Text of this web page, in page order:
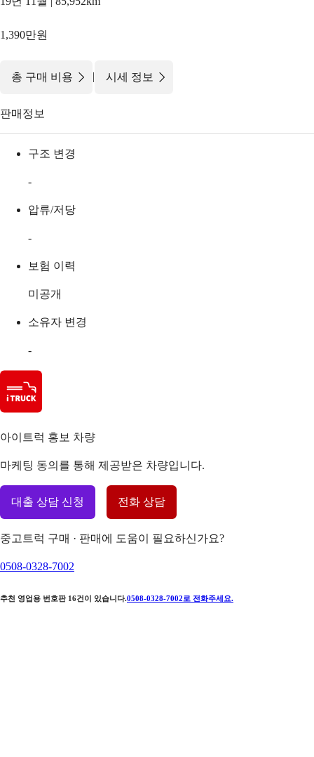
1,390만원
총 구매 비용 | 시세 정보
판매정보
구조 변경
-
압류/저당
-
보험 이력
미공개
소유자 변경
-
아이트럭 홍보 차량
마케팅 동의를 통해 제공받은 차량입니다.
대출 상담 신청 전화 상담
중고트럭 구매 · 판매에 도움이 필요하신가요?
0508-0328-7002
추천 영업용 번호판 16건이 있습니다.0508-0328-7002 로 전화주세요.